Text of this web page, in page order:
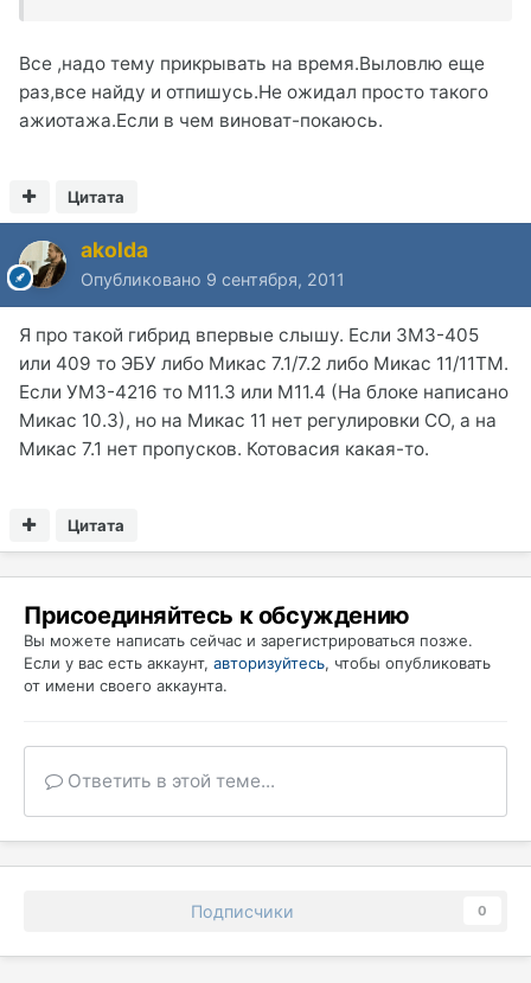
Все ,надо тему прикрывать на время.Выловлю еще
раз,все найду и отпишусь.Не ожидал просто такого
ажиотажа.Если в чем виноват-покаюсь.
Цитата
akolda
Опубликовано 9 сентября, 2011
Я про такой гибрид впервые слышу. Если ЗМЗ-405
или 409 то ЭБУ либо Микас 7.1/7.2 либо Микас 11/11TM.
Если УМЗ-4216 то М11.3 или М11.4 (На блоке написано
Микас 10.3), но на Микас 11 нет регулировки СО, а на
Микас 7.1 нет пропусков. Котовасия какая-то.
Цитата
Присоединяйтесь к обсуждению
Вы можете написать сейчас и зарегистрироваться позже.
Если у вас есть аккаунт, авторизуйтесь, чтобы опубликовать
от имени своего аккаунта.
Ответить в этой теме...
Подписчики 0